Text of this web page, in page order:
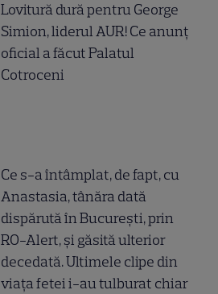
Lovitură dură pentru George
Simion, liderul AUR! Ce anunț
oficial a făcut Palatul
Cotroceni
Ce s-a întâmplat, de fapt, cu
Anastasia, tânăra dată
dispărută în București, prin
RO-Alert, și găsită ulterior
decedată. Ultimele clipe din
viața fetei i-au tulburat chiar